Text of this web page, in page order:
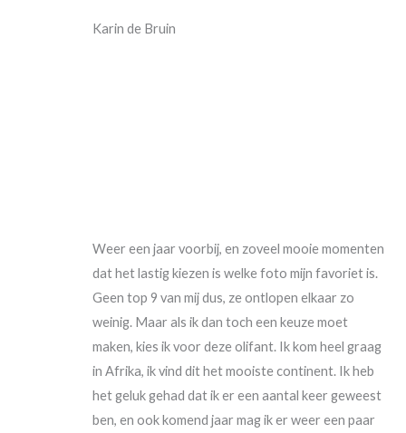
Karin de Bruin
Weer een jaar voorbij, en zoveel mooie momenten
dat het lastig kiezen is welke foto mijn favoriet is.
Geen top 9 van mij dus, ze ontlopen elkaar zo
weinig. Maar als ik dan toch een keuze moet
maken, kies ik voor deze olifant. Ik kom heel graag
in Afrika, ik vind dit het mooiste continent. Ik heb
het geluk gehad dat ik er een aantal keer geweest
ben, en ook komend jaar mag ik er weer een paar